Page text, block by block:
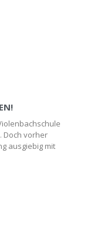
Doch vorher
ausgiebig mit